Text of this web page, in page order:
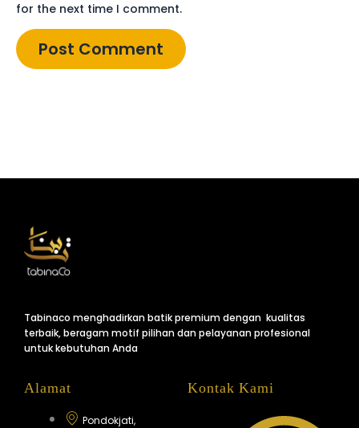
for the next time I comment.
Tabinaco menghadirkan batik premium dengan kualitas
terbaik, beragam motif pilihan dan pelayanan profesional
untuk kebutuhan Anda
Alamat
Pondokjati,
Kontak Kami